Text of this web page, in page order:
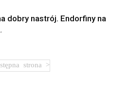
dobry nastrój. Endorfiny na